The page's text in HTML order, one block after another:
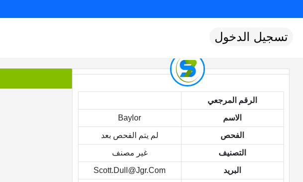
تسجيل الدخول
الرقم المرجعي
الاسم Baylor
الفحص لم يتم الفحص بعد
التصنيف غير مصنف
البريد Scott.dull@jgr.com